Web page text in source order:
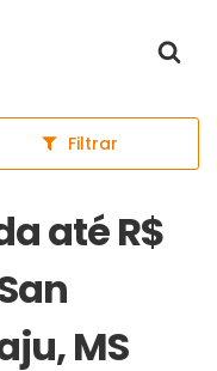
Filtrar
até R$
MS